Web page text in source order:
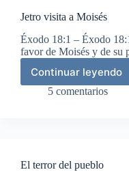
Jetro visita a Moisés
Éxodo 18:1 – Éxodo
favor de Moisés y de su
Continuar leyendo
Jetro
visita
5 comentarios
El terror del pueblo